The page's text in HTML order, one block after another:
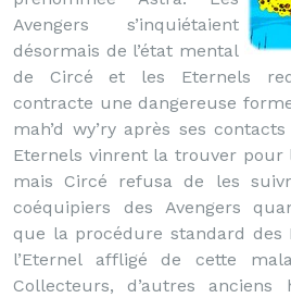
Avengers s’inquiétaient
désormais de l’état mental
de Circé et les Eternels
contracte une dangereuse
mah’d wy’ry après ses
Eternels vinrent la trouver pour
mais Circé refusa de les
coéquipiers des Avengers
que la procédure standard
l’Eternel affligé de cette
Collecteurs, d’autres